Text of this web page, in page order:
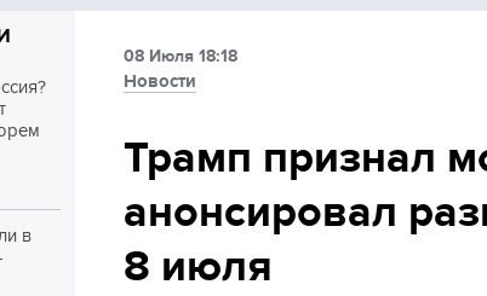
Экономика
Спорт
в
08 Июля 18:18
Новости
Трамп признал
анонсировал
8 июля